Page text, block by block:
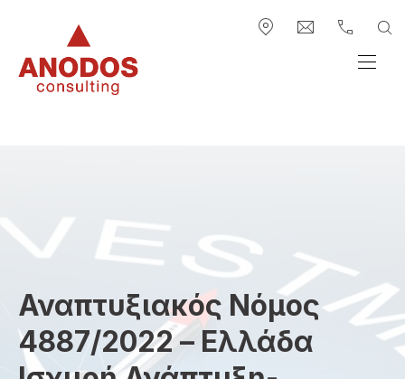
ΕΠΆΝΩ ΓΡΑΜΜΉ ΠΛΟΉΓΗΣΗ
info@anodos-
+30
Anodos Group
Αναπτυξιακός Νόμος
4887/2022 – Ελλάδα